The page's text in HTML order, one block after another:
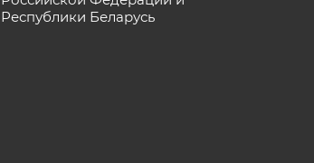
Республики Беларусь